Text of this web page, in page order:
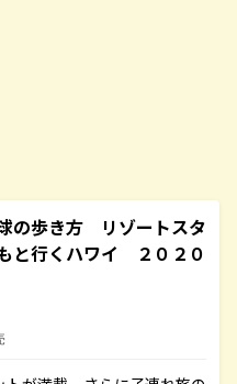
の歩き方 リゾートスタ
と行くハワイ ２０２０